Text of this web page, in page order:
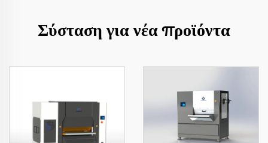
Σύσταση για νέα προϊόντα